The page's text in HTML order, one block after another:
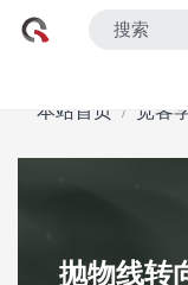
本站首页
宽客
抛物线转